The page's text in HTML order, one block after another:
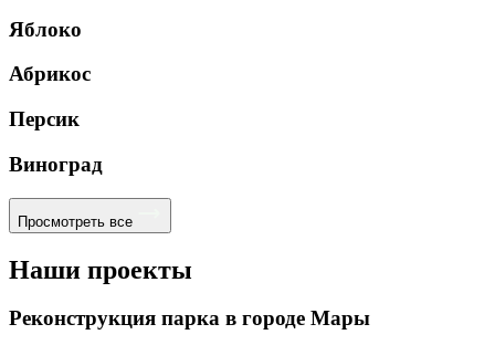
Яблоко
Абрикос
Персик
Виноград
Просмотреть все
Наши проекты
Реконструкция парка в городе Мары